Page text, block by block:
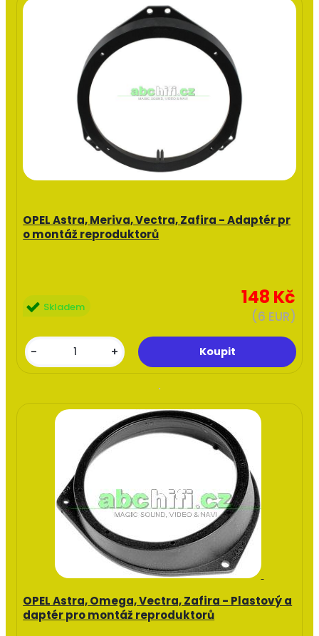
OPEL Astra, Meriva, Vectra, Zafira - Adaptér pr
o montáž reproduktorů
148 Kč
(6 EUR)
Skladem
- +
OPEL Astra, Omega, Vectra, Zafira - Plastový a
daptér pro montáž reproduktorů